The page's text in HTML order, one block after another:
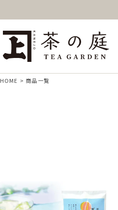
抹茶
HOME 商品一覧